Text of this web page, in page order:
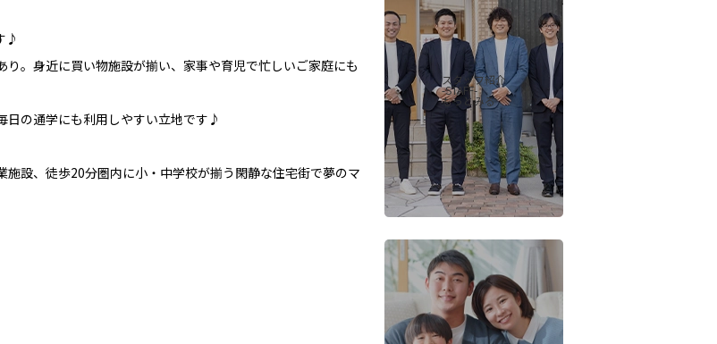
会社概要
香芝支店紹介ページ
♪
。身近に買い物施設が揃い、家事や育児で忙しいご家庭にも
の通学にも利用しやすい立地です♪
設、徒歩20分圏内に小・中学校が揃う閑静な住宅街で夢のマ
スタッフ紹介
-STAFF-
もっとみる